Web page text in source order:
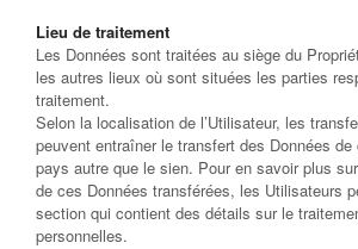
Lieu de traitement
Les Données sont traitées au siège du
les autres lieux où sont situées les parties
traitement.
Selon la localisation de l’Utilisateur, les
peuvent entraîner le transfert des Données
pays autre que le sien. Pour en savoir plus
de ces Données transférées, les Utilisateurs
section qui contient des détails sur le
personnelles.